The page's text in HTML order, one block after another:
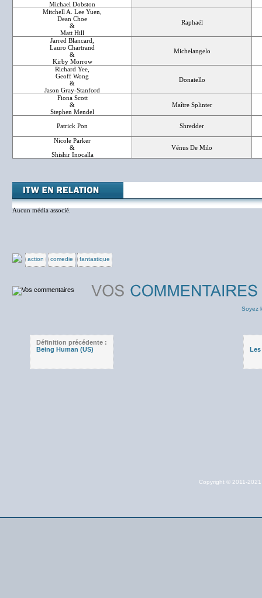
Michael Dobston
Mitchell A. Lee Yuen,
Dean Choe
&
Matt Hill
Raphaël
Jarred Blancard,
Lauro Chartrand
&
Kirby Morrow
Michelangelo
Richard Yee,
Geoff Wong
&
Jason Gray-Stanford
Donatello
Fiona Scott
&
Stephen Mendel
Maître Splinter
Patrick Pon Shredder
Nicole Parker
&
Shishir Inocalla
Vénus De Milo
Aucun média associé.
action comedie fantastique
Soyez
Définition précédente :
Being Human (US)
Copyright © 2011-